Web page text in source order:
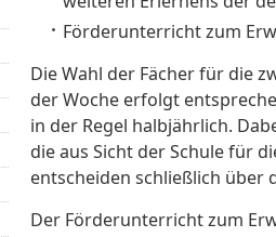
Förderunterricht zum
Die Wahl der Fächer für die
der Woche erfolgt
in der Regel halbjährlich.
die aus Sicht der Schule für
entscheiden schließlich über
Der Förderunterricht zum